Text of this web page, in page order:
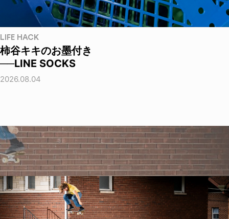
LIFE HACK
柿谷キキのお墨付き
──LINE SOCKS
2026.08.04